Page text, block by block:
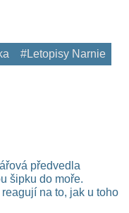
#Letopisy Narnie
předvedla
šipku do moře.
na to, jak u toho